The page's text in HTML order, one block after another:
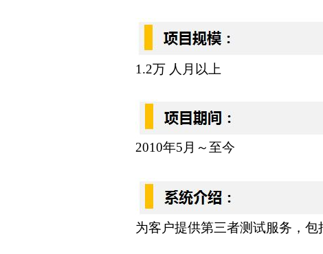
1.2万 人月以上
2010年5 月～至今
为客户提供第三者测试服务，包